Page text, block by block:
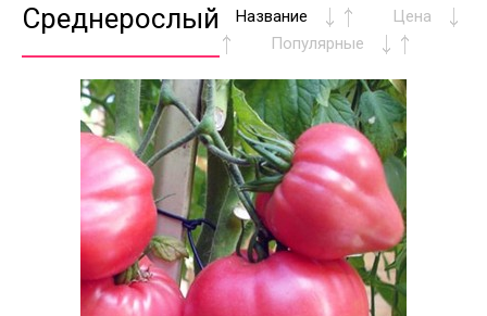
Среднерослый Название
Цена
Популярные